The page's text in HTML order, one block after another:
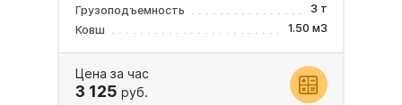
Грузоподъемность
3 т
Ковш
1.50 м3
Цена за час
3 125 руб.